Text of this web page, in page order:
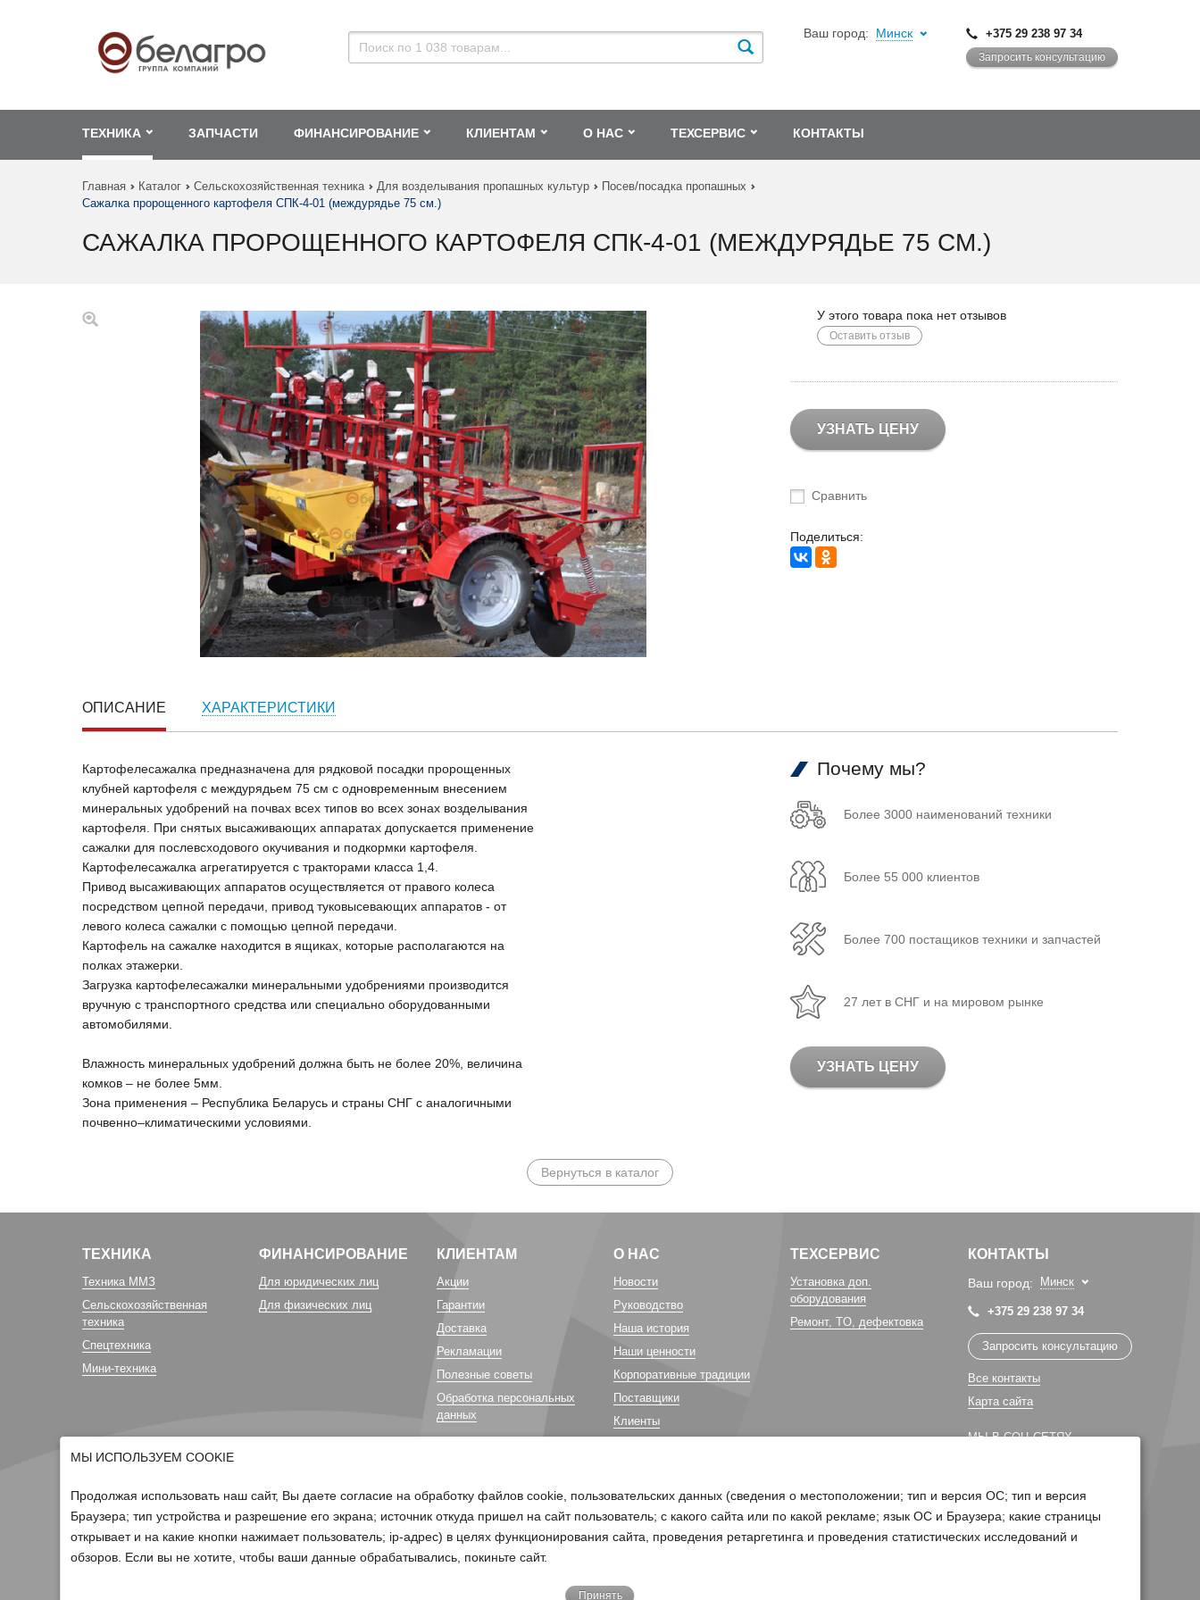
Ваш город: Минск +375 29 238 97 34
Запросить консультацию
ТЕХНИКА ЗАПЧАСТИ ФИНАНСИРОВАНИЕ КЛИЕНТАМ О НАС ТЕХСЕРВИС КОНТАКТЫ
Главная Каталог Сельскохозяйственная техника Для возделывания пропашных культур
Посев/посадка пропашных
Сажалка пророщенного картофеля СПК-4-01 (междурядье 75 см.)
САЖАЛКА ПРОРОЩЕННОГО КАРТОФЕЛЯ СПК-4-01 (МЕЖДУРЯДЬЕ 75 СМ.)
У этого товара пока нет отзывов
Оставить отзыв
УЗНАТЬ ЦЕНУ
Сравнить
Поделиться:
ОПИСАНИЕ ХАРАКТЕРИСТИКИ
Картофелесажалка предназначена для рядковой посадки пророщенных
клубней картофеля с междурядьем 75 см с одновременным внесением
минеральных удобрений на почвах всех типов во всех зонах возделывания
картофеля. При снятых высаживающих аппаратах допускается применение
сажалки для послевсходового окучивания и подкормки картофеля.
Картофелесажалка агрегатируется с тракторами класса 1,4.
Привод высаживающих аппаратов осуществляется от правого колеса
посредством цепной передачи, привод туковысевающих аппаратов - от
левого колеса сажалки с помощью цепной передачи.
Картофель на сажалке находится в ящиках, которые располагаются на
полках этажерки.
Загрузка картофелесажалки минеральными удобрениями производится
вручную с транспортного средства или специально оборудованными
автомобилями.
Влажность минеральных удобрений должна быть не более 20%, величина
комков – не более 5мм.
Зона применения – Республика Беларусь и страны СНГ с аналогичными
почвенно–климатическими условиями.
Почему мы?
Более 3000 наименований техники
Более 55 000 клиентов
Более 700 постащиков техники и запчастей
27 лет в СНГ и на мировом рынке
УЗНАТЬ ЦЕНУ
Вернуться в каталог
ТЕХНИКА
Техника ММЗ
Сельскохозяйственная
техника
Спецтехника
Мини-техника
ФИНАНСИРОВАНИЕ
Для юридических лиц
Для физических лиц
КЛИЕНТАМ
Акции
Гарантии
Доставка
Рекламации
Полезные советы
Обработка персональных
данных
О НАС
Новости
Руководство
Наша история
Наши ценности
Корпоративные традиции
Поставщики
Клиенты
ТЕХСЕРВИС
Установка доп.
оборудования
Ремонт, TO, дефектовка
КОНТАКТЫ
Ваш город: Минск
+375 29 238 97 34
Запросить консультацию
Все контакты
Карта сайта
МЫ В СОЦ СЕТЯХ
© 2026 Группа компаний Белагро
МЫ ИСПОЛЬЗУЕМ COOKIE
Продолжая использовать наш сайт, Вы даете согласие на обработку файлов cookie, пользовательских данных (сведения о местоположении; тип и версия ОС; тип и версия
Браузера; тип устройства и разрешение его экрана; источник откуда пришел на сайт пользователь; с какого сайта или по какой рекламе; язык ОС и Браузера; какие страницы
открывает и на какие кнопки нажимает пользователь; ip-адрес) в целях функционирования сайта, проведения ретаргетинга и проведения статистических исследований и
обзоров. Если вы не хотите, чтобы ваши данные обрабатывались, покиньте сайт.
Принять
Поддержка сайта